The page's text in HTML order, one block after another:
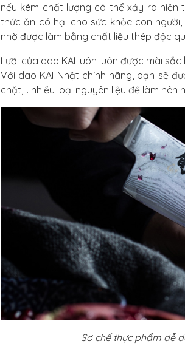
nếu kém chất lượng có thể xảy ra
thức ăn có hại cho sức khỏe con người,
nhờ được làm bằng chất liệu thép độc
Lưỡi của dao KAI luôn luôn được mài
Với dao KAI Nhật chính hãng, bạn sẽ
chặt,... nhiều loại nguyên liệu để làm
Sơ chế thực phẩm dễ